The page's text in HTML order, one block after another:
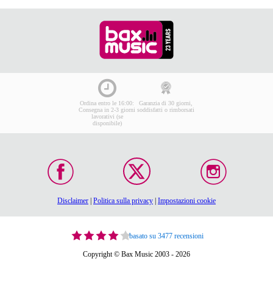
Ordina entro le 16:00:
Consegna in 2-3 giorni
lavorativi (se
disponibile)
Garanzia di 30 giorni,
soddisfatti o rimborsati
Disclaimer | Politica sulla privacy | Impostazioni cookie
basato su 3477 recensioni
Copyright © Bax Music 2003 - 2026